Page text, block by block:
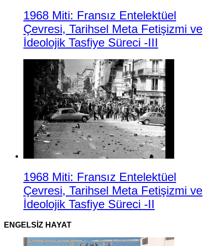
1968 Miti: Fransız Entelektüel
Çevresi, Tarihsel Meta Fetişizmi ve
İdeolojik Tasfiye Süreci -III
1968 Miti: Fransız Entelektüel
Çevresi, Tarihsel Meta Fetişizmi ve
İdeolojik Tasfiye Süreci -II
ENGELSIZ HAYAT